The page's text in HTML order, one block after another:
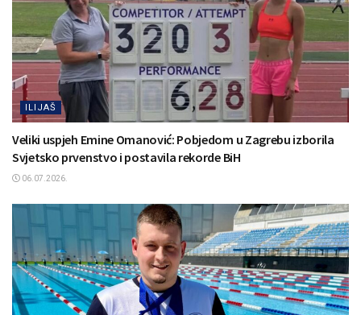
ILIJAŠ
Veliki uspjeh Emine Omanović: Pobjedom u Zagrebu izborila
Svjetsko prvenstvo i postavila rekorde BiH
06.07.2026.